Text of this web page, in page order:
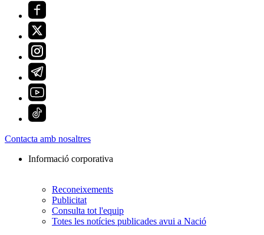
Contacta amb nosaltres
Informació corporativa
Reconeixements
Publicitat
Consulta tot l'equip
Totes les notícies publicades avui a Nació